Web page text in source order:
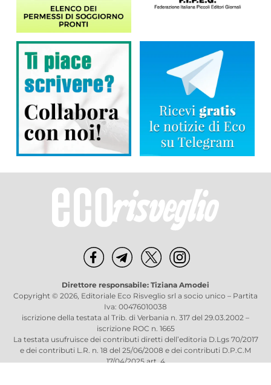
Direttore responsabile: Tiziana Amodei
Copyright © 2026, Editoriale Eco Risveglio srl a socio unico – Partita
Iva: 00476010038
iscrizione della testata al Trib. di Verbania n. 317 del 29.03.2002 –
iscrizione ROC n. 1665
La testata usufruisce dei contributi diretti dell’editoria D.Lgs 70/2017
e dei contributi L.R. n. 18 del 25/06/2008 e dei contributi D.P.C.M
17/04/2025 art. 4